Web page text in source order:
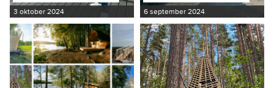
3 oktober 2024 6 september 2024